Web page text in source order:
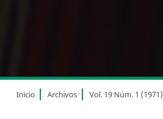
Inicio Archivos Vol. 19 Núm. 1 (1971)